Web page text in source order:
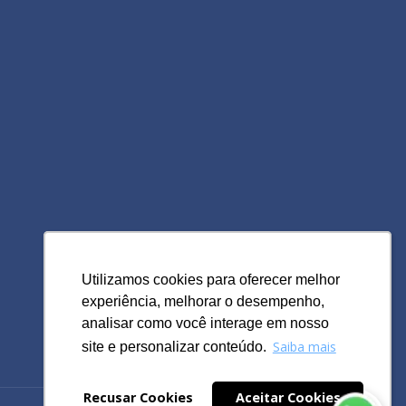
Utilizamos cookies para oferecer melhor
experiência, melhorar o desempenho,
analisar como você interage em nosso
site e personalizar conteúdo. Saiba mais
Recusar Cookies Aceitar Cookies
Utilizamos cookies para oferecer melhor
experiência, melhorar o desempenho,
analisar como você interage em nosso
site e personalizar conteúdo. Saiba mais
Recusar Cookies Aceitar Cookies